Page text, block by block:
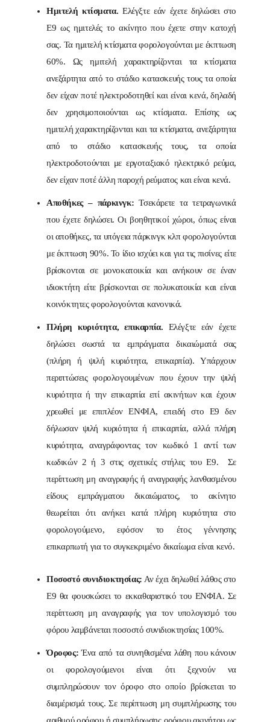
Ημιτελή κτίσματα. Ελέγξτε εάν έχετε δηλώσει στο
Ε9 ως ημιτελές το ακίνητο που έχετε στην κατοχή
σας. Τα ημιτελή κτίσματα φορολογούνται με έκπτωση
60%. Ως ημιτελή χαρακτηρίζονται τα κτίσματα
ανεξάρτητα από το στάδιο κατασκευής τους τα οποία
δεν είχαν ποτέ ηλεκτροδοτηθεί και είναι κενά, δηλαδή
δεν χρησιμοποιούνται ως κτίσματα. Επίσης ως
ημιτελή χαρακτηρίζονται και τα κτίσματα, ανεξάρτητα
από το στάδιο κατασκευής τους, τα οποία
ηλεκτροδοτούνται με εργοταξιακό ηλεκτρικό ρεύμα,
δεν είχαν ποτέ άλλη παροχή ρεύματος και είναι κενά.
Αποθήκες – πάρκινγκ: Τσεκάρετε τα τετραγωνικά
που έχετε δηλώσει. Οι βοηθητικοί χώροι, όπως είναι
οι αποθήκες, τα υπόγεια πάρκινγκ κλπ φορολογούνται
με έκπτωση 90%. Το ίδιο ισχύει και για τις πισίνες είτε
βρίσκονται σε μονοκατοικία και ανήκουν σε έναν
ιδιοκτήτη είτε βρίσκονται σε πολυκατοικία και είναι
κοινόκτητες φορολογούνται κανονικά.
Πλήρη κυριότητα, επικαρπία. Ελέγξτε εάν έχετε
δηλώσει σωστά τα εμπράγματα δικαιώματά σας
(πλήρη ή ψιλή κυριότητα, επικαρπία). Υπάρχουν
περιπτώσεις φορολογουμένων που έχουν την ψιλή
κυριότητα ή την επικαρπία επί ακινήτων και έχουν
χρεωθεί με επιπλέον ΕΝΦΙΑ, επειδή στο Ε9 δεν
δήλωσαν ψιλή κυριότητα ή επικαρπία, αλλά πλήρη
κυριότητα, αναγράφοντας τον κωδικό 1 αντί των
κωδικών 2 ή 3 στις σχετικές στήλες του Ε9. Σε
περίπτωση μη αναγραφής ή αναγραφής λανθασμένου
είδους εμπράγματου δικαιώματος, το ακίνητο
θεωρείται ότι ανήκει κατά πλήρη κυριότητα στο
φορολογούμενο, εφόσον το έτος γέννησης
επικαρπωτή για το συγκεκριμένο δικαίωμα είναι κενό.
Ποσοστό συνιδιοκτησίας: Αν έχει δηλωθεί λάθος στο
Ε9 θα φουσκώσει το εκκαθαριστικό του ΕΝΦΙΑ. Σε
περίπτωση μη αναγραφής για τον υπολογισμό του
φόρου λαμβάνεται ποσοστό συνιδιοκτησίας 100%.
Όροφος: Ένα από τα συνηθισμένα λάθη που κάνουν
οι φορολογούμενοι είναι ότι ξεχνούν να
συμπληρώσουν τον όροφο στο οποίο βρίσκεται το
διαμέρισμά τους. Σε περίπτωση μη συμπλήρωσης του
αριθμού ορόφου ή συμπλήρωσης ορόφου ακινήτου ως